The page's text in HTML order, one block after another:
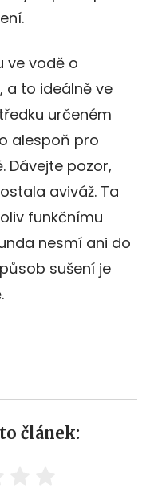
ve vodě o
a to ideálně ve
určeném
alespoň pro
Dávejte pozor,
aviváž. Ta
funkčnímu
nesmí ani do
sušení je
článek: